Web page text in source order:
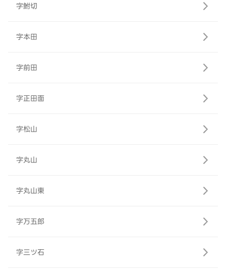
字鮒切
字本田
字前田
字正田面
字松山
字丸山
字丸山東
字万五郎
字三ツ石